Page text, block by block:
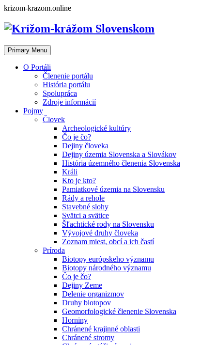
Skip
content
krizom-krazom.online
Primary Menu
O Portáli
Členenie portálu
História portálu
Spolupráca
Zdroje informácií
Pojmy
Človek
Archeologické kultúry
Čo je čo?
Dejiny človeka
Dejiny územia Slovenska a Slovákov
História územného členenia Slovenska
Králi
Kto je kto?
Pamiatkové územia na Slovensku
Rády a rehole
Stavebné slohy
Svätci a svätice
Šľachtické rody na Slovensku
Vývojové druhy človeka
Zoznam miest, obcí a ich častí
Príroda
Biotopy európskeho významu
Biotopy národného významu
Čo je čo?
Dejiny Zeme
Delenie organizmov
Druhy biotopov
Geomorfologické členenie Slovenska
Horniny
Chránené krajinné oblasti
Chránené stromy